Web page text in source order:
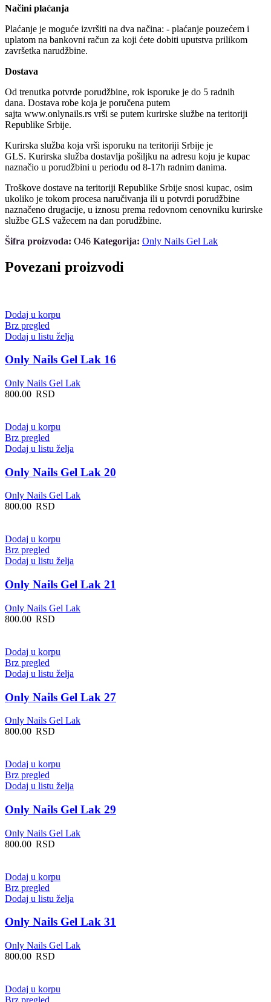
Načini plaćanja
Plaćanje je moguće izvršiti na dva načina: - plaćanje pouzećem i
uplatom na bankovni račun za koji ćete dobiti uputstva prilikom
završetka narudžbine.
Dostava
Od trenutka potvrde porudžbine, rok isporuke je do 5 radnih
dana. Dostava robe koja je poručena putem
sajta www.onlynails.rs vrši se putem kurirske službe na teritoriji
Republike Srbije.
Kurirska služba koja vrši isporuku na teritoriji Srbije je
GLS. Kurirska služba dostavlja pošiljku na adresu koju je kupac
naznačio u porudžbini u periodu od 8-17h radnim danima.
Troškove dostave na teritoriji Republike Srbije snosi kupac, osim
ukoliko je tokom procesa naručivanja ili u potvrdi porudžbine
naznačeno drugacije, u iznosu prema redovnom cenovniku kurirske
službe GLS važecem na dan porudžbine.
Šifra proizvoda: O46 Kategorija: Only Nails Gel Lak
Povezani proizvodi
Dodaj u korpu
Brz pregled
Dodaj u listu želja
Only Nails Gel Lak 16
Only Nails Gel Lak
800.00 RSD
Dodaj u korpu
Brz pregled
Dodaj u listu želja
Only Nails Gel Lak 20
Only Nails Gel Lak
800.00 RSD
Dodaj u korpu
Brz pregled
Dodaj u listu želja
Only Nails Gel Lak 21
Only Nails Gel Lak
800.00 RSD
Dodaj u korpu
Brz pregled
Dodaj u listu želja
Only Nails Gel Lak 27
Only Nails Gel Lak
800.00 RSD
Dodaj u korpu
Brz pregled
Dodaj u listu želja
Only Nails Gel Lak 29
Only Nails Gel Lak
800.00 RSD
Dodaj u korpu
Brz pregled
Dodaj u listu želja
Only Nails Gel Lak 31
Only Nails Gel Lak
800.00 RSD
Dodaj u korpu